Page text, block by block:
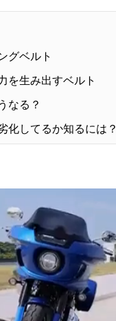
グベルト
を生み出すベルト
なる？
化してるか知るには？